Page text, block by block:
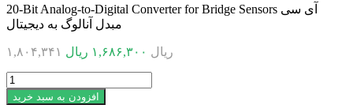
20-Bit Analog-to-Digital Converter for Bridge Sensors آی سی
مبدل آنالوگ به دیجیتال
۱,۸۰۴,۳۴۱ ریال ۱,۶۸۶,۳۰۰ ریال
افزودن به سبد خرید